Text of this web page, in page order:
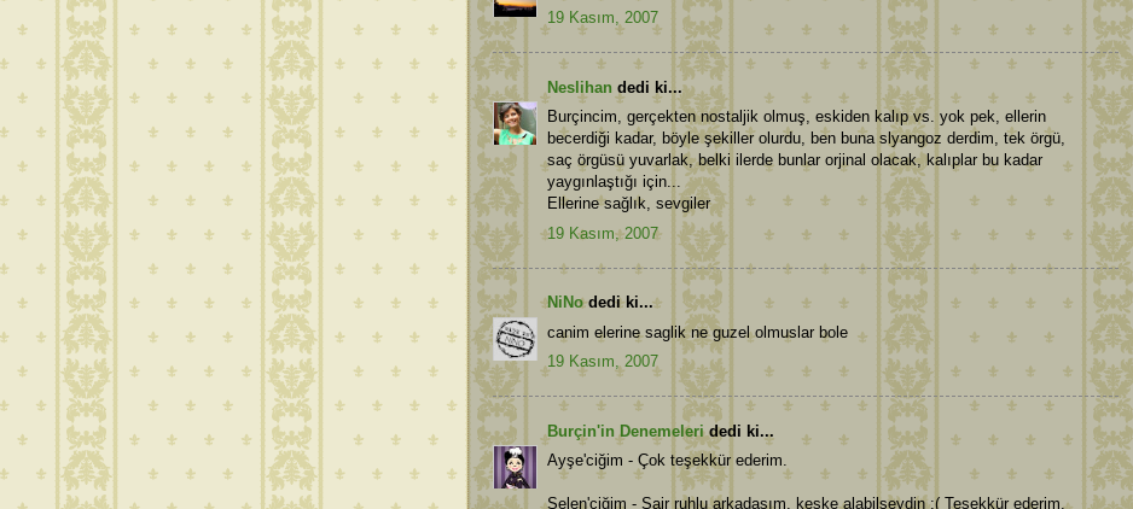
19 Kasım, 2007
Neslihan dedi ki...
Burçincim, gerçekten nostaljik olmuş, eskiden kalıp vs. yok pek, ellerin
becerdiği kadar, böyle şekiller olurdu, ben buna slyangoz derdim, tek örgü,
saç örgüsü yuvarlak, belki ilerde bunlar orjinal olacak, kalıplar bu kadar
yaygınlaştığı için...
Ellerine sağlık, sevgiler
19 Kasım, 2007
NiNodedi ki...
canim elerine saglik ne guzel olmuslar bole
19 Kasım, 2007
Burçin'in Denemeleri dedi ki...
Ayşe'ciğim - Çok teşekkür ederim.
Selen'ciğim - Şair ruhlu arkadaşım, keşke alabilseydin :( Teşekkür ederim.